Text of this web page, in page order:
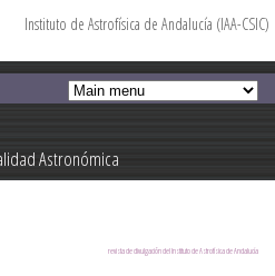
Astronómica
Instituto de Astrofísica de Andalucía (IAA-CSIC)
revista de divulgación del Instituto de Astrofísica de Andalucía